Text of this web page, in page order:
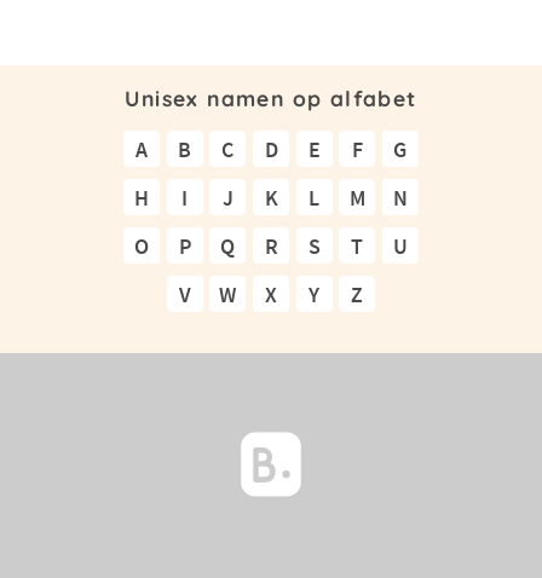
Unisex namen op alfabet
A B C D E F
G
H
I J K L M
N
O
P Q R S T
U
V
W X Y Z